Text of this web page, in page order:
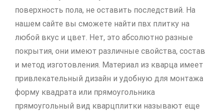
поверхность пола, не оставить последствий. На
нашем сайте вы сможете найти пвх плитку на
любой вкус и цвет. Нет, это абсолютно разные
покрытия, они имеют различные свойства, состав
и метод изготовления. Материал из кварца имеет
привлекательный дизайн и удобную для монтажа
форму квадрата или прямоугольника
прямоугольный вид кварцплитки называют еще